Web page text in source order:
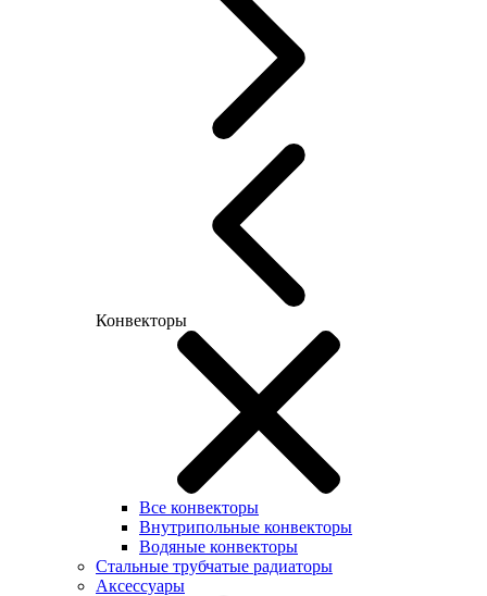
Конвекторы
Все конвекторы
Внутрипольные конвекторы
Водяные конвекторы
Стальные трубчатые радиаторы
Аксессуары